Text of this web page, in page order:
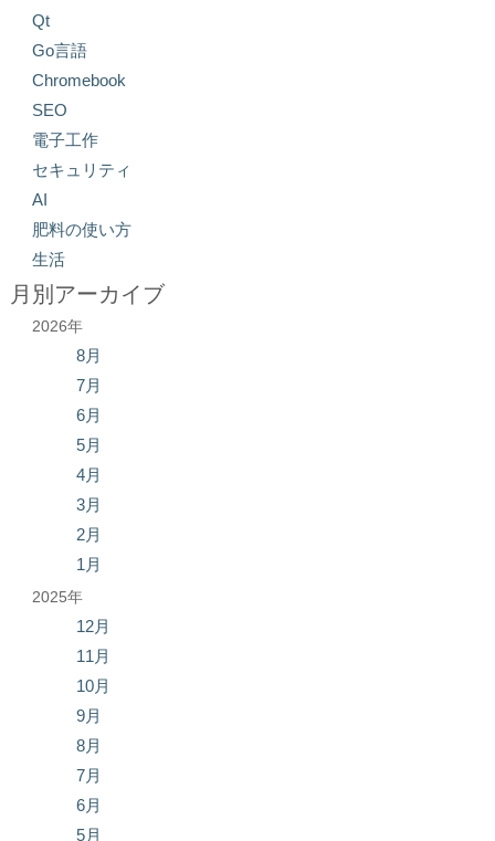
Qt
Go言語
Chromebook
SEO
電子工作
セキュリティ
AI
肥料の使い方
生活
月別アーカイブ
2026年
8月
7月
6月
5月
4月
3月
2月
1月
2025年
12月
11月
10月
9月
8月
7月
6月
5月